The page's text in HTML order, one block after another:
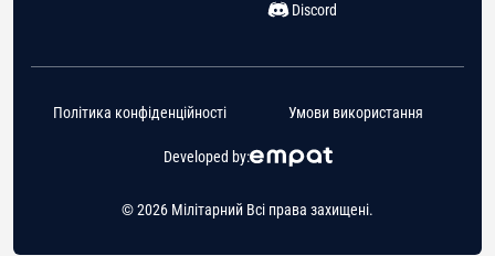
Discord
© 2026 Мілітарний Всі права захищені.
Developed by:
Політика конфіденційності Умови використання